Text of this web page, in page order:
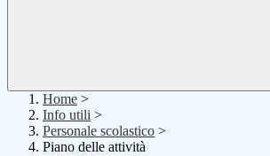
Home >
Info utili >
Personale scolastico >
Piano delle attività